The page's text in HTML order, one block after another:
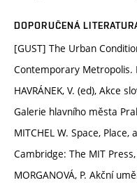
DOPORUČENÁ
[GUST] The Urban
Contemporary Metropolis.
HAVRÁNEK, V. (ed), Akce
Galerie hlavního města
MITCHEL W. Space,
Cambridge: The MIT
MORGANOVÁ, P. Akční